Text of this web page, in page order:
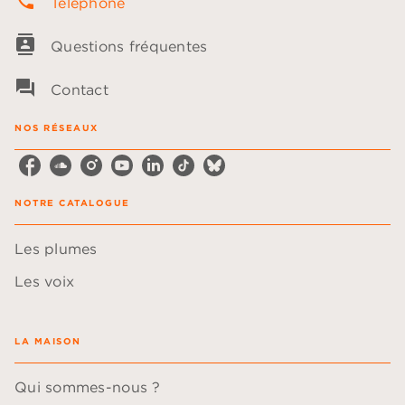
contacts Questions fréquentes
question_answer Contact
NOS RÉSEAUX
NOTRE CATALOGUE
Les plumes
Les voix
LA MAISON
Qui sommes-nous ?